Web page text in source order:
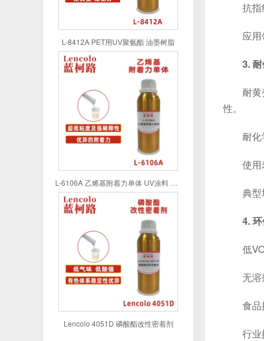
L-8412A PET用UV聚氨酯 油墨树脂
Lencolo 4051D 磷酸酯改性密着剂
抗指纹
应用领
3.
耐黄
性。
耐化学
使用寿
典型场
4.
低VOC
无溶剂
食品接
行业推